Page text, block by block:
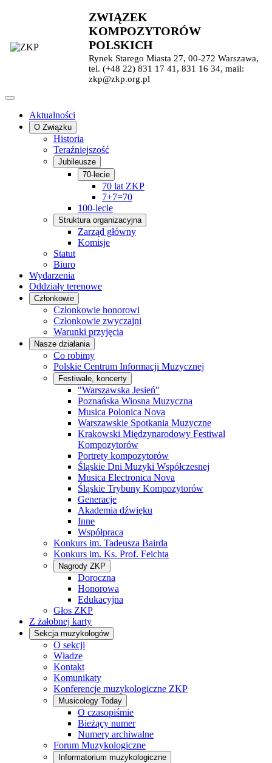
ZWIĄZEK
KOMPOZYTORÓW
POLSKICH
Rynek Starego Miasta 27, 00-272 Warszawa,
tel. (+48 22) 831 17 41, 831 16 34, mail:
zkp@zkp.org.pl
Aktualności
O Związku
Historia
Teraźniejszość
Jubileusze
70-lecie
70 lat ZKP
7+7=70
100-lecie
Struktura organizacyjna
Zarząd główny
Komisje
Statut
Biuro
Wydarzenia
Oddziały terenowe
Członkowie
Członkowie honorowi
Członkowie zwyczajni
Warunki przyjęcia
Nasze działania
Co robimy
Polskie Centrum Informacji Muzycznej
Festiwale, koncerty
"Warszawska Jesień"
Poznańska Wiosna Muzyczna
Musica Polonica Nova
Warszawskie Spotkania Muzyczne
Krakowski Międzynarodowy Festiwal
Kompozytorów
Portrety kompozytorów
Śląskie Dni Muzyki Współczesnej
Musica Electronica Nova
Śląskie Trybuny Kompozytorów
Generacje
Akademia dźwięku
Inne
Współpraca
Konkurs im. Tadeusza Bairda
Konkurs im. Ks. Prof. Feichta
Nagrody ZKP
Doroczna
Honorowa
Edukacyjna
Głos ZKP
Z żałobnej karty
Sekcja muzykologów
O sekcji
Władze
Kontakt
Komunikaty
Konferencje muzykologiczne ZKP
Musicology Today
O czasopiśmie
Bieżący numer
Numery archiwalne
Forum Muzykologiczne
Informatorium muzykologiczne